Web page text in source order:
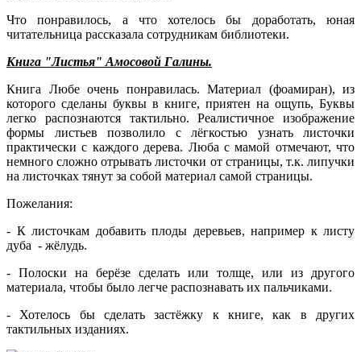
Что понравилось, а что хотелось бы доработать, юная
читательница рассказала сотрудникам библиотеки.
Книга "Листья" Амосовой Галины.
Книга Любе очень понравилась. Материал (фоамиран), из
которого сделаны буквы в книге, приятен на ощупь, Буквы
легко распознаются тактильно. Реалистичное изображение
формы листьев позволило с лёгкостью узнать листочки
практически с каждого дерева. Люба с мамой отмечают, что
немного сложно отрывать листочки от страницы, т.к. липучки
на листочках тянут за собой материал самой страницы.
Пожелания:
- К листочкам добавить плоды деревьев, например к листу
дуба - жёлудь.
- Полоски на берёзе сделать или толще, или из другого
материала, чтобы было легче распознавать их пальчиками.
- Хотелось бы сделать застёжку к книге, как в других
тактильных изданиях.